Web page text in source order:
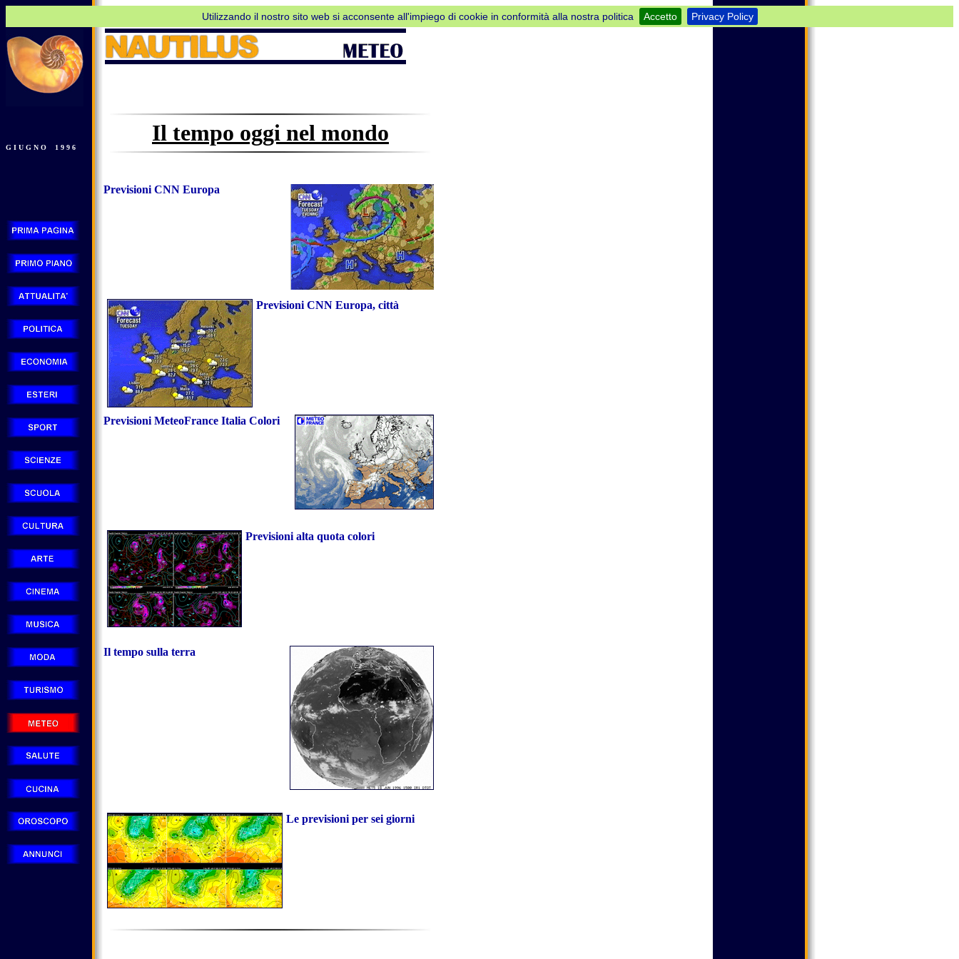
Utilizzando il nostro sito web si acconsente all'impiego di cookie in conformità alla nostra politica Accetto Privacy Policy
G I U G N O 1 9 9 6
Il tempo oggi nel mondo
Previsioni CNN Europa
Previsioni CNN Europa, città
Previsioni MeteoFrance Italia Colori
Previsioni alta quota colori
Il tempo sulla terra
Le previsioni per sei giorni